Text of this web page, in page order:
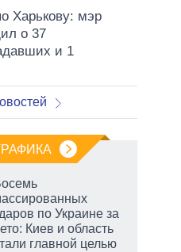
Харькову: мэр
о 37
и 1
по Украине за
Киев и область
главной целью